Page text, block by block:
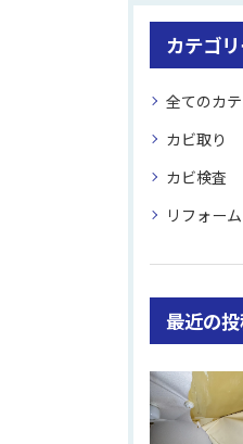
カテゴ
全てのカ
カビ取り
カビ検査
リフォーム
最近の